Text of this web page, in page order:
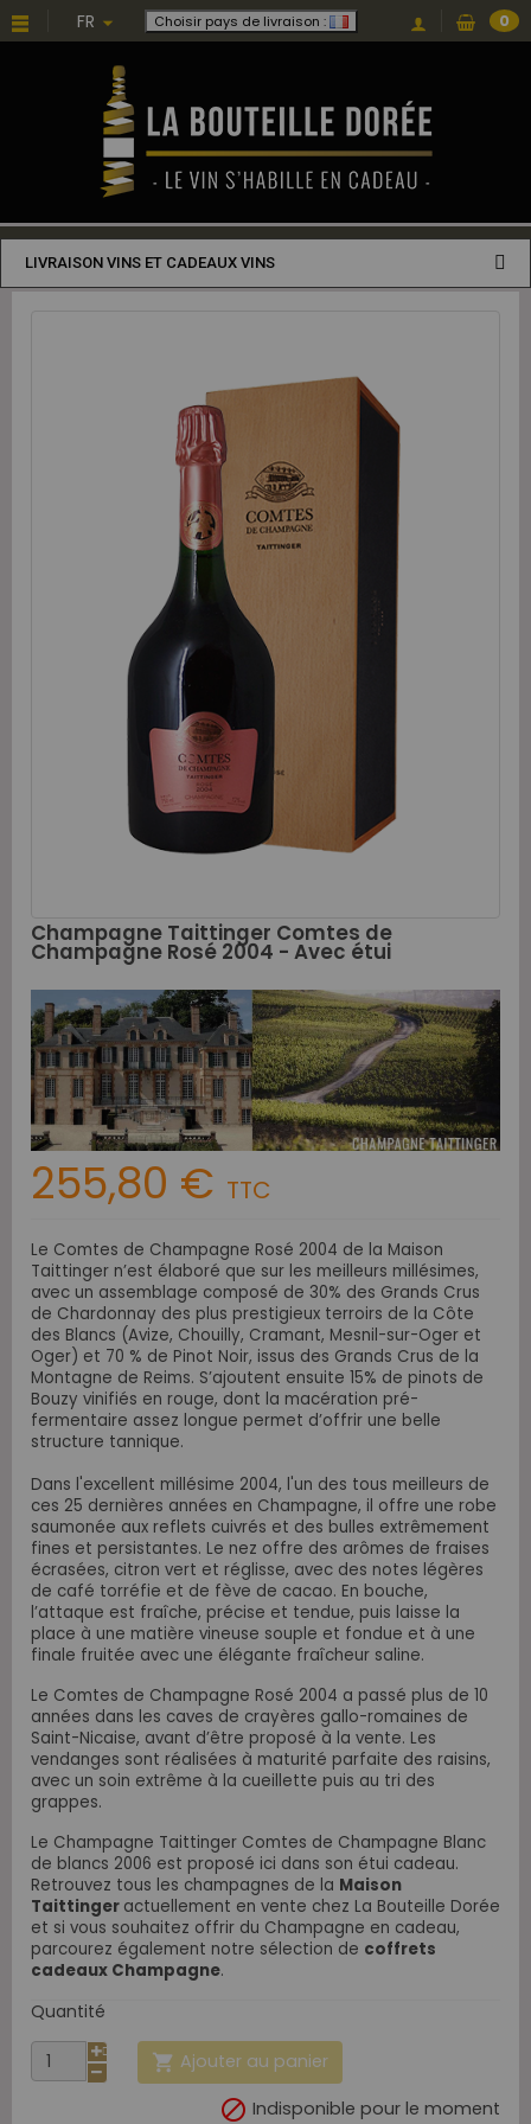
FR Choisir pays de livraison : 0
LIVRAISON VINS ET CADEAUX VINS
Champagne Taittinger Comtes de
Champagne Rosé 2004 - Avec étui
255,80 € TTC
Le Comtes de Champagne Rosé 2004 de la Maison
Taittinger n’est élaboré que sur les meilleurs millésimes,
avec un assemblage composé de 30% des Grands Crus
de Chardonnay des plus prestigieux terroirs de la Côte
des Blancs (Avize, Chouilly, Cramant, Mesnil-sur-Oger et
Oger) et 70 % de Pinot Noir, issus des Grands Crus de la
Montagne de Reims. S’ajoutent ensuite 15% de pinots de
Bouzy vinifiés en rouge, dont la macération pré-
fermentaire assez longue permet d’offrir une belle
structure tannique.
Dans l'excellent millésime 2004, l'un des tous meilleurs de
ces 25 dernières années en Champagne, il offre une robe
saumonée aux reflets cuivrés et des bulles extrêmement
fines et persistantes. Le nez offre des arômes de fraises
écrasées, citron vert et réglisse, avec des notes légères
de café torréfie et de fève de cacao. En bouche,
l’attaque est fraîche, précise et tendue, puis laisse la
place à une matière vineuse souple et fondue et à une
finale fruitée avec une élégante fraîcheur saline.
Le Comtes de Champagne Rosé 2004 a passé plus de 10
années dans les caves de crayères gallo-romaines de
Saint-Nicaise, avant d’être proposé à la vente. Les
vendanges sont réalisées à maturité parfaite des raisins,
avec un soin extrême à la cueillette puis au tri des
grappes.
Le Champagne Taittinger Comtes de Champagne Blanc
de blancs 2006 est proposé ici dans son étui cadeau.
Retrouvez tous les champagnes de la Maison
Taittinger actuellement en vente chez La Bouteille Dorée
et si vous souhaitez offrir du Champagne en cadeau,
parcourez également notre sélection de coffrets
cadeaux Champagne.
Quantité
 Ajouter au panier
 Indisponible pour le moment